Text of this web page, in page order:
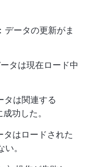
ータの更新がま
タは現在ロード中
は関連する
功した。
はロードされた
。